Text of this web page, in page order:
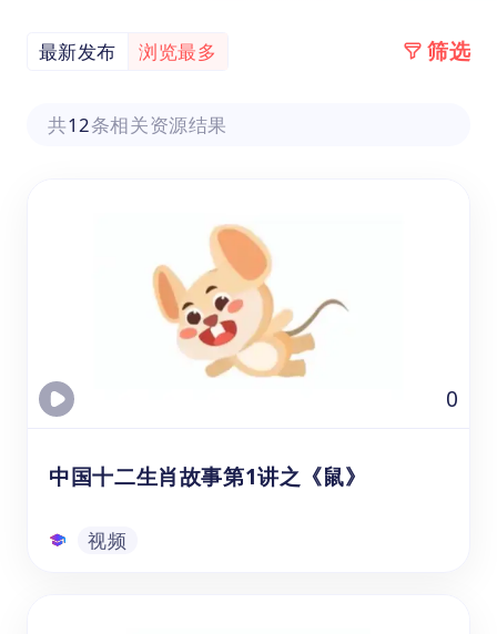
最新发布 浏览最多 筛选
共12条相关资源结果
0
中国十二生肖故事第1讲之《鼠》
视频